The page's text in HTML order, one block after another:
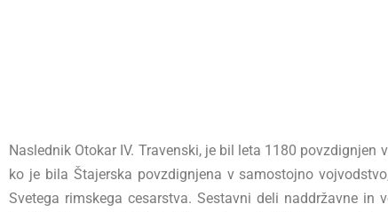
Naslednik Otokar IV. Travenski, je bil leta 1180 povzdignjen
ko je bila Štajerska povzdignjena v samostojno
Svetega rimskega cesarstva. Sestavni deli naddržavne